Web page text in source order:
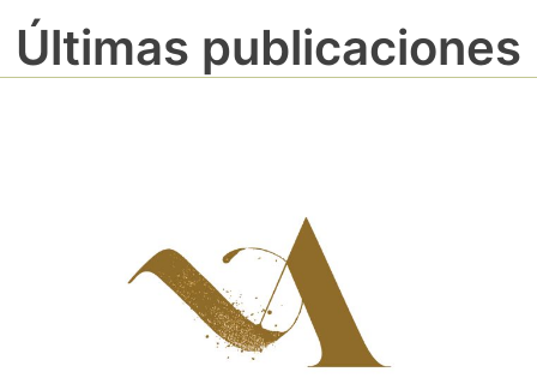
Últimas publicaciones